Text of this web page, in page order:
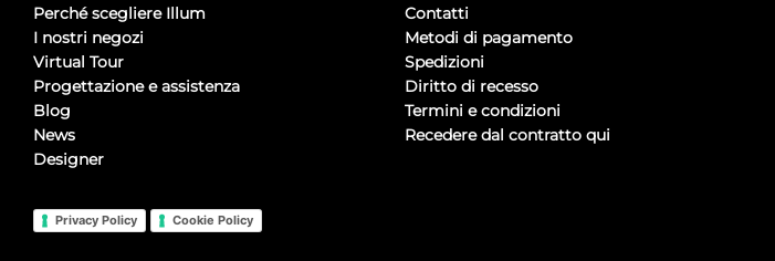
Perché scegliere Illum
I nostri negozi
Virtual Tour
Progettazione e assistenza
Blog
News
Designer
Privacy Policy Cookie Policy
Contatti
Metodi di pagamento
Spedizioni
Diritto di recesso
Termini e condizioni
Recedere dal contratto qui